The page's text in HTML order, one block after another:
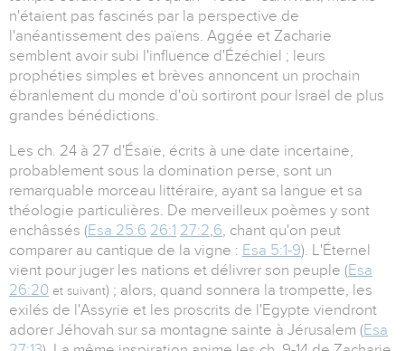
n'étaient pas fascinés par la perspective de
l'anéantissement des païens. Aggée et Zacharie
semblent avoir subi l'influence d'Ézéchiel ; leurs
prophéties simples et brèves annoncent un prochain
ébranlement du monde d'où sortiront pour Israël de plus
grandes bénédictions.
Les ch. 24 à 27 d'Ésaïe, écrits à une date incertaine,
probablement sous la domination perse, sont un
remarquable morceau littéraire, ayant sa langue et sa
théologie particulières. De merveilleux poèmes y sont
enchâssés (Esa 25:6 26:1 27:2,6, chant qu'on peut
comparer au cantique de la vigne : Esa 5:1-9). L'Éternel
vient pour juger les nations et délivrer son peuple (Esa
26:20 et suivant) ; alors, quand sonnera la trompette, les
exilés de l'Assyrie et les proscrits de l'Egypte viendront
adorer Jéhovah sur sa montagne sainte à Jérusalem (Esa